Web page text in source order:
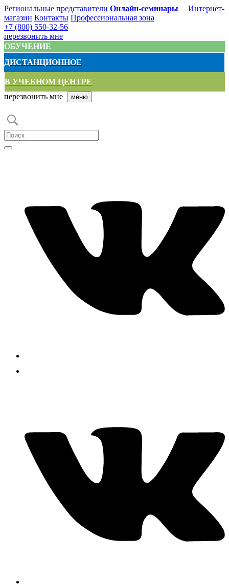
Региональные представители Онлайн-семинары
Интернет-
магазин Контакты Профессиональная зона
+7 (800) 550-32-56
перезвонить мне
ОБУЧЕНИЕ
ДИСТАНЦИОННОЕ
В УЧЕБНОМ ЦЕНТРЕ
перезвонить мне
меню